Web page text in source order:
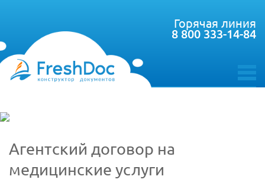
toggle
Горячая линия
8 800 333-14-84
Агентский договор на
медицинские услуги